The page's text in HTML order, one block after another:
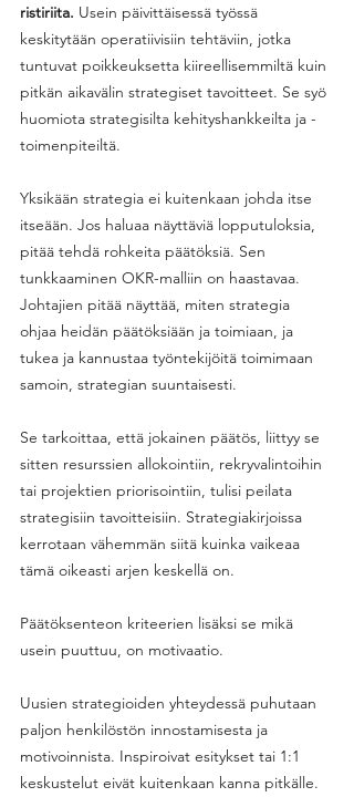
ristiriita. Usein päivittäisessä työssä
keskitytään operatiivisiin tehtäviin, jotka
tuntuvat poikkeuksetta kiireellisemmiltä kuin
pitkän aikavälin strategiset tavoitteet. Se syö
huomiota strategisilta kehityshankkeilta ja -
toimenpiteiltä.
Yksikään strategia ei kuitenkaan johda itse
itseään. Jos haluaa näyttäviä lopputuloksia,
pitää tehdä rohkeita päätöksiä. Sen
tunkkaaminen OKR-malliin on haastavaa.
Johtajien pitää näyttää, miten strategia
ohjaa heidän päätöksiään ja toimiaan, ja
tukea ja kannustaa työntekijöitä toimimaan
samoin, strategian suuntaisesti.
Se tarkoittaa, että jokainen päätös, liittyy se
sitten resurssien allokointiin, rekryvalintoihin
tai projektien priorisointiin, tulisi peilata
strategisiin tavoitteisiin. Strategiakirjoissa
kerrotaan vähemmän siitä kuinka vaikeaa
tämä oikeasti arjen keskellä on.
Päätöksenteon kriteerien lisäksi se mikä
usein puuttuu, on motivaatio.
Uusien strategioiden yhteydessä puhutaan
paljon henkilöstön innostamisesta ja
motivoinnista. Inspiroivat esitykset tai 1:1
keskustelut eivät kuitenkaan kanna pitkälle.